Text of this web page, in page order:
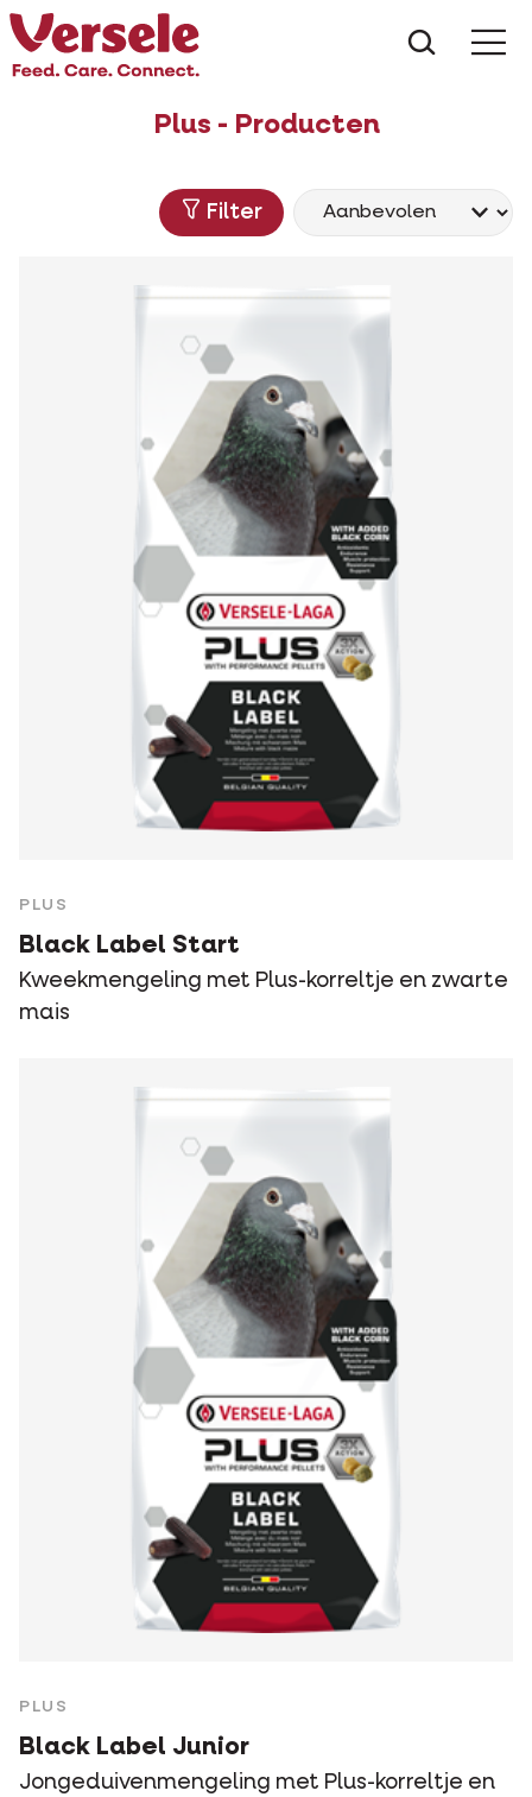
Plus - Producten
Filter
PLUS
Black Label Start
Kweekmengeling met Plus-korreltje en zwarte
mais
PLUS
Black Label Junior
Jongeduivenmengeling met Plus-korreltje en